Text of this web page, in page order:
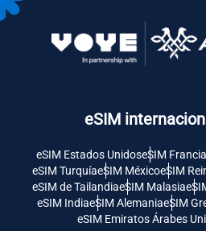
eSIM
eSIM Estados UnidoseSIM Francia
eSIM TurquíaeSIM MéxicoeSIM
eSIM de TailandiaeSIM Malasia
eSIM IndiaeSIM AlemaniaeSIM
eSIM Emiratos Árabes